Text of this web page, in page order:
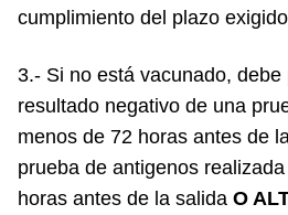
cumplimiento del plazo
3.- Si no está vacunado, debe
resultado negativo de una
menos de 72 horas antes de
prueba de antigenos
horas antes de la salida O